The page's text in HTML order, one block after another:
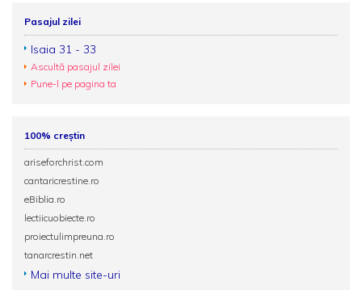
Pasajul zilei
Isaia 31 - 33
Ascultă pasajul zilei
Pune-l pe pagina ta
100% creștin
ariseforchrist.com
cantaricrestine.ro
eBiblia.ro
lectiicuobiecte.ro
proiectulimpreuna.ro
tanarcrestin.net
Mai multe site-uri